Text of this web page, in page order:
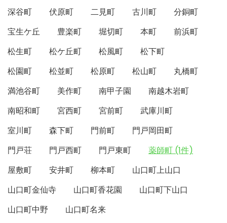
深谷町
伏原町 二見町 古川町
分銅町
宝生ケ丘
豊楽町 堀切町 本町
前浜町
松生町
松ケ丘町 松風町
松下町
松園町
松並町 松原町 松山町
丸橋町
満池谷町
美作町 南甲子園
南越木岩町
南昭和町
宮西町 宮前町
武庫川町
室川町
森下町 門前町
門戸岡田町
門戸荘
門戸西町 門戸東町
薬師町 (1件)
屋敷町
安井町 柳本町
山口町上山口
山口町金仙寺
山口町香花園
山口町下山口
山口町中野
山口町名来